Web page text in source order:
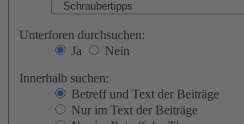
Unterforen durchsuchen:
Ja
Nein
Innerhalb suchen:
Betreff und Text der Beiträge
Nur im Text der Beiträge